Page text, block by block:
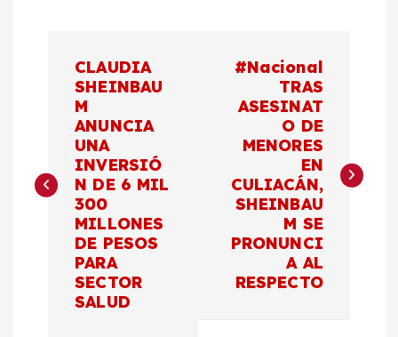
e
CLAUDIA
SHEINBAU
M
ANUNCIA
UNA
INVERSIÓ
N DE 6 MIL
300
MILLONES
DE PESOS
PARA
SECTOR
SALUD
#Nacional
TRAS
ASESINAT
O DE
MENORES
EN
CULIACÁN,
SHEINBAU
M SE
PRONUNCI
A AL
RESPECTO